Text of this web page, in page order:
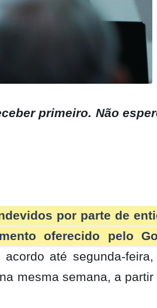
primeiro. Não
por parte de
oferecido pelo
até segunda-
mesma semana, a